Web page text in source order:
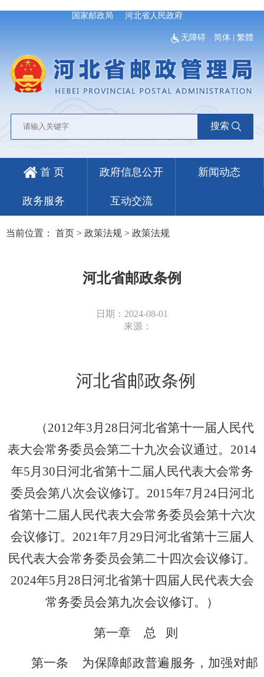
国家邮政局 河北省人民政府
无障碍 简体 |繁體
搜索
首 页 政府信息公开 新闻动态
政务服务 互动交流
当前位置： 首页 > 政策法规 > 政策法规
河北省邮政条例
日期：2024-08-01
来源：
河北省邮政条例
（2012年3月28日河北省第十一届人民代
表大会常务委员会第二十九次会议通过。2014
年5月30日河北省第十二届人民代表大会常务
委员会第八次会议修订。2015年7月24日河北
省第十二届人民代表大会常务委员会第十六次
会议修订。2021年7月29日河北省第十三届人
民代表大会常务委员会第二十四次会议修订。
2024年5月28日河北省第十四届人民代表大会
常务委员会第九次会议修订。 ）
第一章 总 则
第一条 为保障邮政普遍服务，加强对邮